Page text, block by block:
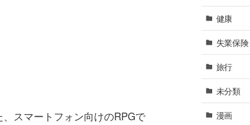
スマートフォン向けのRPGで
健康
失業保険
旅行
未分類
漫画